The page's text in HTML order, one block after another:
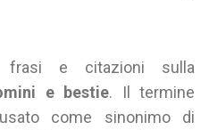
frasi e citazioni sulla
e bestie. Il termine
come sinonimo di